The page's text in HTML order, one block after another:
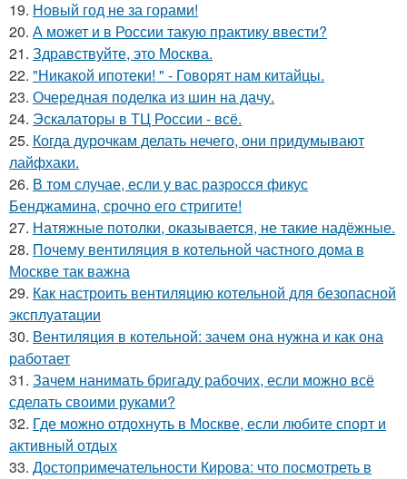
19. Новый год не за горами!
20. А может и в России такую практику ввести?
21. Здравствуйте, это Москва.
22. "Никакой ипотеки! " - Говорят нам китайцы.
23. Очередная поделка из шин на дачу.
24. Эскалаторы в ТЦ России - всё.
25. Когда дурочкам делать нечего, они придумывают
лайфхаки.
26. В том случае, если у вас разросся фикус
Бенджамина, срочно его стригите!
27. Натяжные потолки, оказывается, не такие надёжные.
28. Почему вентиляция в котельной частного дома в
Москве так важна
29. Как настроить вентиляцию котельной для безопасной
эксплуатации
30. Вентиляция в котельной: зачем она нужна и как она
работает
31. Зачем нанимать бригаду рабочих, если можно всё
сделать своими руками?
32. Где можно отдохнуть в Москве, если любите спорт и
активный отдых
33. Достопримечательности Кирова: что посмотреть в